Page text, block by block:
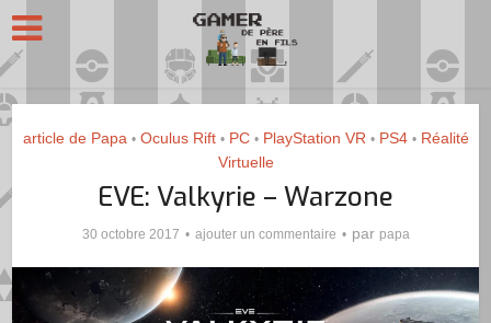
article de Papa • Oculus Rift • PC • PlayStation VR • PS4 • Réalité
Virtuelle
EVE: Valkyrie – Warzone
30 octobre 2017 ajouter un commentaire par papa